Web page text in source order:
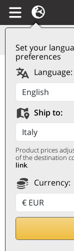
Set your
preferences
Language:
Ship to:
Product prices
of the destination
link.
Currency:
DOCG
Crosara
MONTRESOR
0,75 ℓ